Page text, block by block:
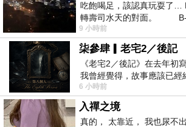
口罩，並配合入園實聯制作業
全距離及入園量測體溫(逾37度
發燒或疑似COVID-19症狀者不
提供酒精供遊客消毒，並加強
作業。園區進行入園總量管制
3,000人即管制一出一進，共
力。園區內外共提供停車位800
吃飽喝足，該認真玩耍了…
轉壽司水天的對面。 B-
9 小時前
柒參肆▎老宅2／後記
《老宅2／後記》在去年初
我曾經覺得，故事應該已經
震中倒塌，七個人終於離開
6 小時前
入禪之境
真的， 太靠近， 我也尿不出